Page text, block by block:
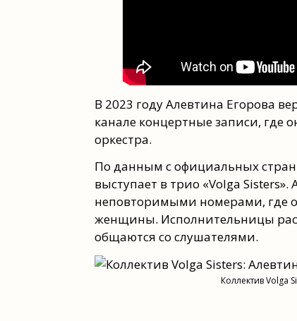
В 2023 году Алевтина Егорова
канале концертные записи, где
оркестра.
По данным с официальных
выступает в трио «Volga
неповторимыми номерами, где
женщины. Исполнительницы
общаются со слушателями.
Коллектив Volga